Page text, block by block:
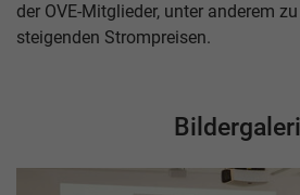
der OVE-Mitglieder, unter anderem
steigenden Strompreisen.